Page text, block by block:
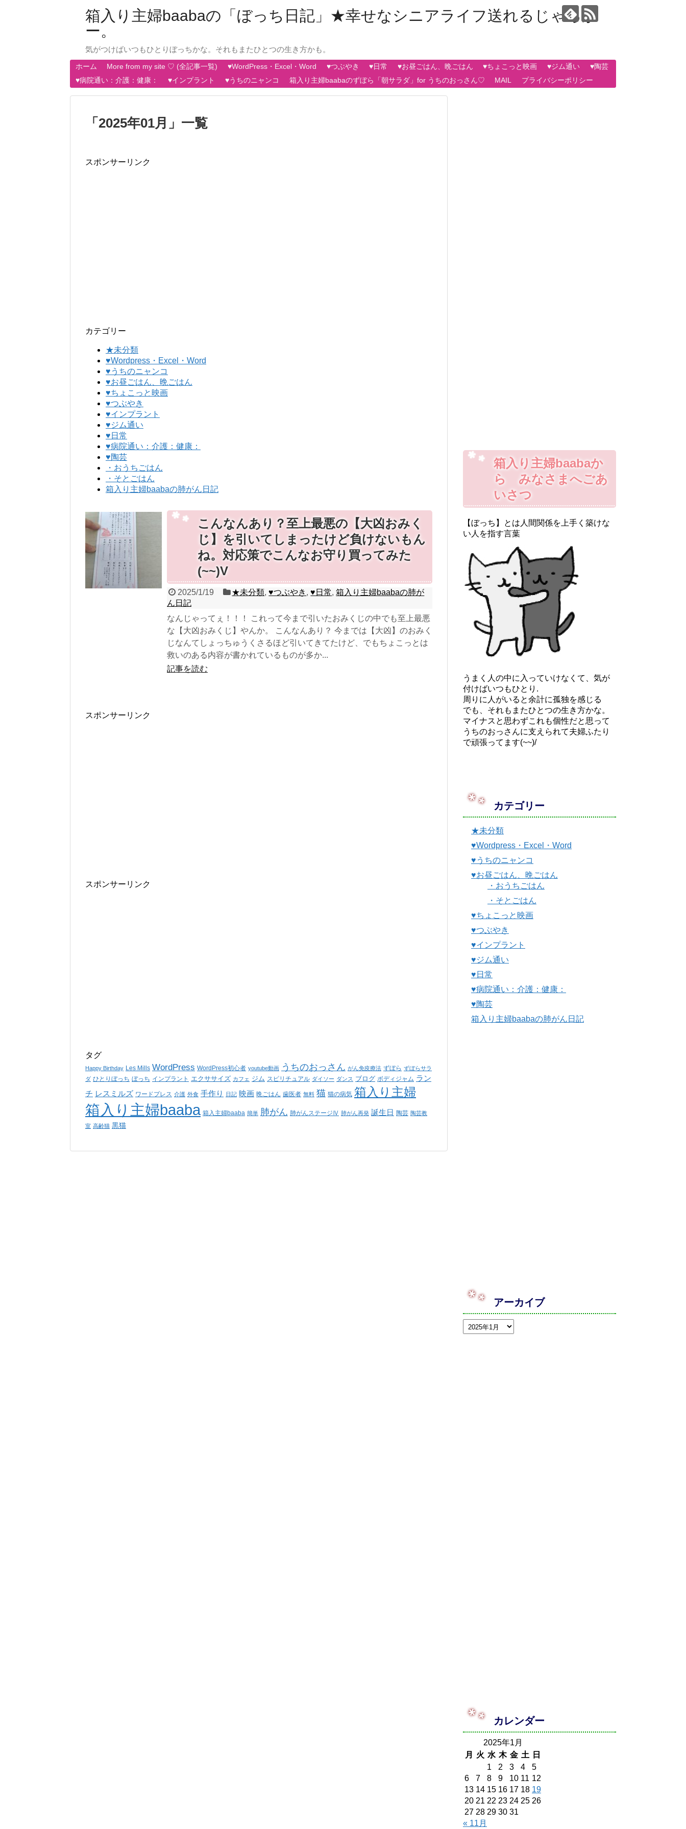
箱入り主婦baabaの「ぼっち日記」★幸せなシニアライフ送れるじゃろか
ー。
気がつけばいつもひとりぼっちかな。それもまたひとつの生き方かも。
ホーム More from my site ♡ (全記事一覧) ♥WordPress・Excel・Word ♥つぶやき ♥日常 ♥お昼ごはん、晩ごはん ♥ちょこっと映画 ♥ジム通い
♥陶芸
♥病院通い：介護：健康：
♥インプラント ♥うちのニャンコ 箱入り主婦baabaのずぼら「朝サラダ」for うちのおっさん♡ MAIL プライバシーポリシー
「 2025年01月 」 一覧
スポンサーリンク
カテゴリー
★未分類
♥Wordpress・Excel・Word
♥うちのニャンコ
♥お昼ごはん、晩ごはん
♥ちょこっと映画
♥つぶやき
♥インプラント
♥ジム通い
♥日常
♥病院通い：介護：健康：
♥陶芸
・おうちごはん
・そとごはん
箱入り主婦baabaの肺がん日記
こんなんあり？至上最悪の【大凶おみく
じ】を引いてしまったけど負けないもん
ね。対応策でこんなお守り買ってみた
(~~)V
2025/1/19 ★未分類,♥つぶやき ,♥日常,箱入り主婦baabaの肺が
ん日記
なんじゃってぇ！！！ これって今まで引いたおみくじの中でも至上最悪
な【大凶おみくじ】やんか。 こんなんあり？ 今までは【大凶】のおみく
じなんてしょっちゅうくさるほど引いてきてたけど、でもちょこっとは
救いのある内容が書かれているものが多か...
記事を読む
スポンサーリンク
スポンサーリンク
タグ
Happy Birthday Les Mills WordPress WordPress初心者 youtube動画 うちのおっさん がん免疫療法 ずぼら ずぼらサラ
ダ ひとりぼっち ぼっち インプラント エクササイズ カフェ ジム スピリチュアル ダイソー ダンス ブログ ボディジャム ラン
チ レスミルズ ワードプレス 介護 外食 手作り 日記 映画 晩ごはん 歯医者 無料 猫 猫の病気 箱入り主婦
箱入り主婦baaba 箱入主婦baaba 簡単 肺がん 肺がんステージⅣ 肺がん再発 誕生日 陶芸 陶芸教
室 高齢猫 黒猫
箱入り主婦baabaか
ら みなさまへごあ
いさつ
【ぼっち】とは人間関係を上手く築けな
い人を指す言葉
うまく人の中に入っていけなくて、気が
付けばいつもひとり.
周りに人がいると余計に孤独を感じる
でも、それもまたひとつの生き方かな。
マイナスと思わずこれも個性だと思って
うちのおっさんに支えられて夫婦ふたり
で頑張ってます(~~)/
カテゴリー
★未分類
♥Wordpress・Excel・Word
♥うちのニャンコ
♥お昼ごはん、晩ごはん
・おうちごはん
・そとごはん
♥ちょこっと映画
♥つぶやき
♥インプラント
♥ジム通い
♥日常
♥病院通い：介護：健康：
♥陶芸
箱入り主婦baabaの肺がん日記
アーカイブ
カレンダー
2025年1月
月
火 水 木 金 土
日
1
2 3 4
5
6
7 8 9 10 11 12
13 14 15 16 17 18 19
20 21 22 23 24 25 26
27 28 29 30 31
« 11月